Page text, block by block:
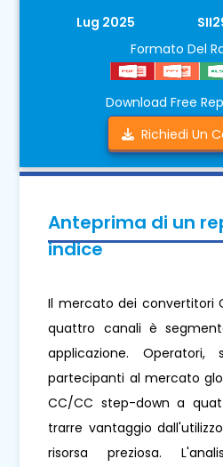
Lug 2025
Formato Del
Download Free
Richiedi Un
Anteprima di un
indice
Il mercato dei convertitori
quattro canali è
applicazione.
partecipanti al mercato
CC/CC step-down a
trarre vantaggio
risorsa preziosa.